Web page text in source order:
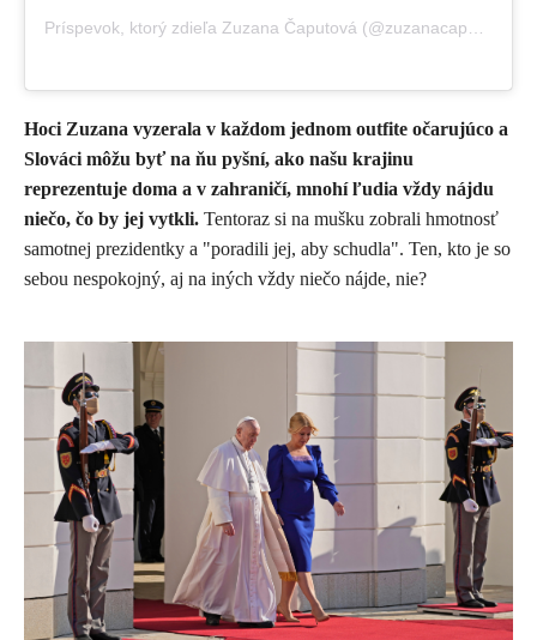
Príspevok, ktorý zdieľa Zuzana Čaputová (@zuzanacaputova.style)
Hoci Zuzana vyzerala v každom jednom outfite očarujúco a
Slováci môžu byť na ňu pyšní, ako našu krajinu
reprezentuje doma a v zahraničí, mnohí ľudia vždy nájdu
niečo, čo by jej vytkli. Tentoraz si na mušku zobrali hmotnosť
samotnej prezidentky a "poradili jej, aby schudla". Ten, kto je so
sebou nespokojný, aj na iných vždy niečo nájde, nie?